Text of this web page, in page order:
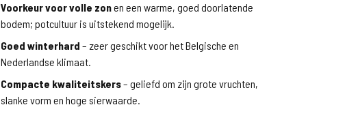
Voorkeur voor volle zonen een warme, goed doorlatende
bodem; potcultuur is uitstekend mogelijk.
Goed winterhard – zeer geschikt voor het Belgische en
Nederlandse klimaat.
Compacte kwaliteitskers– geliefd om zijn grote vruchten,
slanke vorm en hoge sierwaarde.